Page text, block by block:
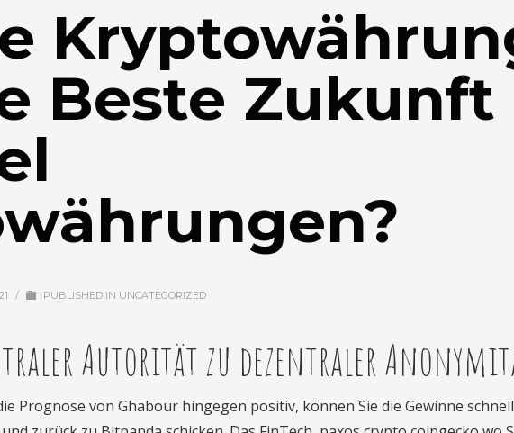
Beste Zukunft
/ PUBLISHED IN UNCATEGORIZED
Autorität zu dezentraler
Prognose von Ghabour hingegen positiv, können Sie die Gewinne schnell